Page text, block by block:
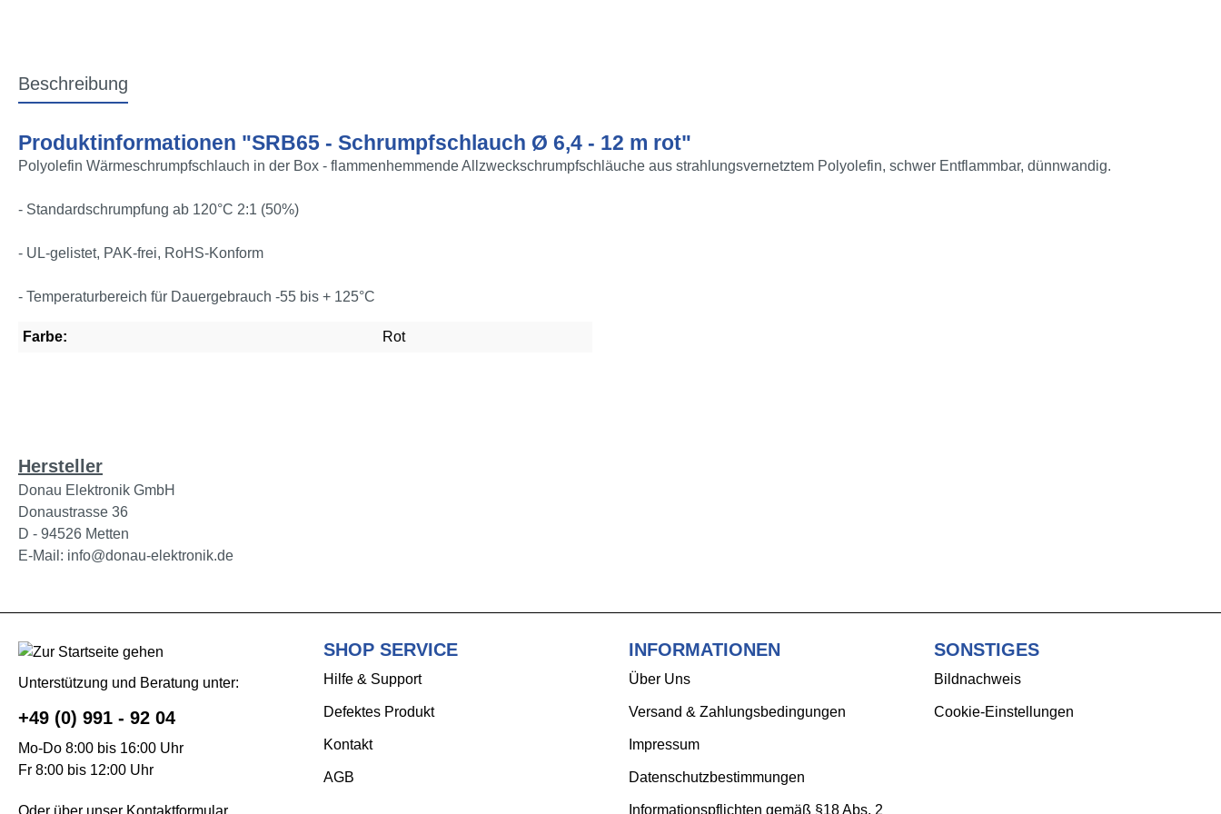
Beschreibung
Produktinformationen "SRB65 - Schrumpfschlauch Ø 6,4 - 12 m rot"
Polyolefin Wärmeschrumpfschlauch in der Box - flammenhemmende Allzweckschrumpfschläuche aus strahlungsvernetztem Polyolefin, schwer Entflammbar, dünnwandig.
- Standardschrumpfung ab 120°C 2:1 (50%)
- UL-gelistet, PAK-frei, RoHS-Konform
- Temperaturbereich für Dauergebrauch -55 bis + 125°C
Farbe: Rot
Hersteller
Donau Elektronik GmbH
Donaustrasse 36
D - 94526 Metten
E-Mail: info@donau-elektronik.de
Unterstützung und Beratung unter:
+49 (0) 991 - 92 04
Mo-Do 8:00 bis 16:00 Uhr
Fr 8:00 bis 12:00 Uhr
Oder über unser Kontaktformular
SHOP SERVICE
Hilfe & Support
Defektes Produkt
Kontakt
AGB
INFORMATIONEN
Über Uns
Versand & Zahlungsbedingungen
Impressum
Datenschutzbestimmungen
Informationspflichten gemäß §18 Abs. 2
SONSTIGES
Bildnachweis
Cookie-Einstellungen